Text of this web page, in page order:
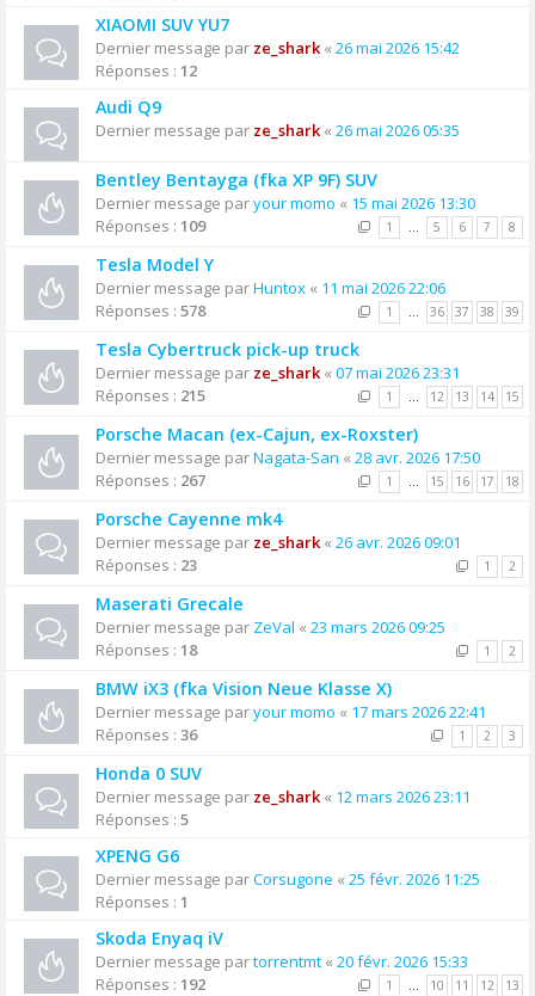
XIAOMI SUV YU7
Dernier message par ze_shark« 26 mai 2026 15:42
Réponses : 12
Audi Q9
Dernier message par ze_shark« 26 mai 2026 05:35
Bentley Bentayga (fka XP 9F) SUV
Dernier message paryour momo « 15 mai 2026 13:30
Réponses : 109 1 … 5 6 7 8
Tesla Model Y
Dernier message parHuntox « 11 mai 2026 22:06
Réponses : 578 1 … 36 37 38 39
Tesla Cybertruck pick-up truck
Dernier message par ze_shark« 07 mai 2026 23:31
Réponses : 215 1 … 12 13 14 15
Porsche Macan (ex-Cajun, ex-Roxster)
Dernier message parNagata-San « 28 avr. 2026 17:50
Réponses : 267 1 … 15 16 17 18
Porsche Cayenne mk4
Dernier message par ze_shark« 26 avr. 2026 09:01
Réponses : 23 1 2
Maserati Grecale
Dernier message par ZeVal « 23 mars 2026 09:25
Réponses : 18 1 2
BMW iX3 (fka Vision Neue Klasse X)
Dernier message paryour momo « 17 mars 2026 22:41
Réponses : 36 1 2 3
Honda 0 SUV
Dernier message par ze_shark« 12 mars 2026 23:11
Réponses : 5
XPENG G6
Dernier message parCorsugone « 25 févr. 2026 11:25
Réponses : 1
Skoda Enyaq iV
Dernier message partorrentmt « 20 févr. 2026 15:33
Réponses : 192 1 … 10 11 12 13